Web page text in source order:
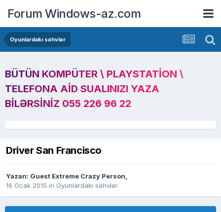
Forum Windows-az.com
Oyunlardakı səhvlər
BÜTÜN KOMPÜTER \ PLAYSTATION \
TELEFONA AID SUALINIZI YAZA
BILƏRSINIZ 055 226 96 22
Driver San Francisco
Yazan: Guest Extreme Crazy Person,
16 Ocak 2015 in Oyunlardakı səhvlər